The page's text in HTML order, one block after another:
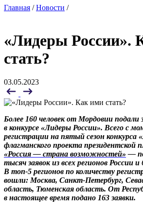
Главная /Новости /
«Лидеры России».
стать?
03.05.2023
Более 160 человек от Мордовии подали
в конкурсе «Лидеры России». Всего с
регистрации на пятый сезон конкурса
флагманского проекта президентской
«Россия — страна возможностей» —
тысяч заявок из всех регионов России и
В топ-5 регионов по количеству
вошли: Москва, Санкт-Петербург,
область, Тюменская область. От
в настоящее время подано 163 заявки.